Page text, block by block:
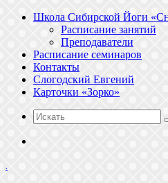
Школа Сибирской Йоги
Расписание занятий
Преподаватели
Расписание семинаров
Контакты
Слогодский Евгений
Карточки «Зорко»
.